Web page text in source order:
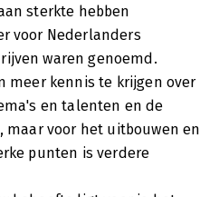
sterkte hebben
voor Nederlanders
waren genoemd.
meer kennis te krijgen over
en talenten en de
maar voor het uitbouwen en
punten is verdere